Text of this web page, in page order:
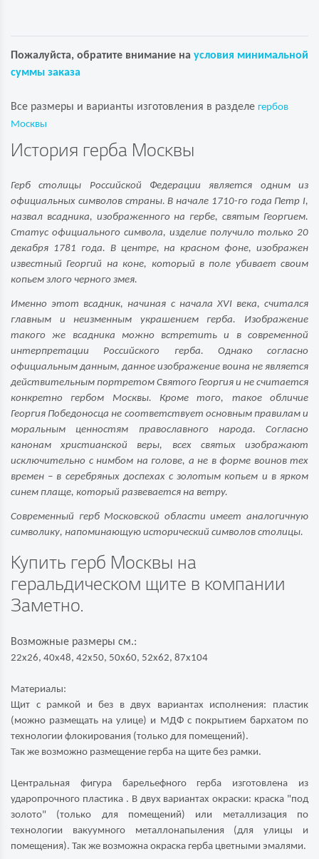
Пожалуйста, обратите внимание на условия минимальной
суммы заказа
Все размеры и варианты изготовления в разделе гербов
Москвы
История герба Москвы
Герб столицы Российской Федерации является одним из
официальных символов страны. В начале 1710-го года Петр I,
назвал всадника, изображенного на гербе, святым Георгием.
Статус официального символа, изделие получило только 20
декабря 1781 года. В центре, на красном фоне, изображен
известный Георгий на коне, который в поле убивает своим
копьем злого черного змея.
Именно этот всадник, начиная с начала XVI века, считался
главным и неизменным украшением герба. Изображение
такого же всадника можно встретить и в современной
интерпретации Российского герба. Однако согласно
официальным данным, данное изображение воина не является
действительным портретом Святого Георгия и не считается
конкретно гербом Москвы. Кроме того, такое обличие
Георгия Победоносца не соответствует основным правилам и
моральным ценностям православного народа. Согласно
канонам христианской веры, всех святых изображают
исключительно с нимбом на голове, а не в форме воинов тех
времен – в серебряных доспехах с золотым копьем и в ярком
синем плаще, который развевается на ветру.
Современный герб Московской области имеет аналогичную
символику, напоминающую исторический символов столицы.
Купить герб Москвы на
геральдическом щите в компании
Заметно.
Возможные размеры см.:
22х26, 40х48, 42х50, 50х60, 52х62, 87х104
Материалы:
Щит с рамкой и без в двух вариантах исполнения: пластик
(можно размещать на улице) и МДФ с покрытием бархатом по
технологии флокирования (только для помещений).
Так же возможно размещение герба на щите без рамки.
Центральная фигура барельефного герба изготовлена из
ударопрочного пластика . В двух вариантах окраски: краска "под
золото" (только для помещений) или металлизация по
технологии вакуумного металлонапыления (для улицы и
помещения). Так же возможна окраска герба цветными эмалями.